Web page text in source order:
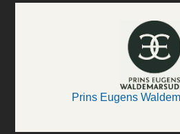
Prins Eugens